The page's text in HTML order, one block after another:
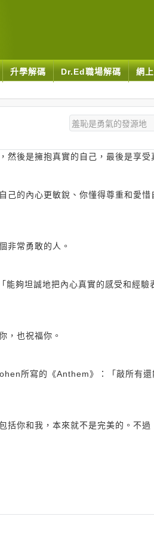
升學解碼 Dr.Ed職場解碼 網
後是擁抱真實的自己，最後是享受
己的內心更敏銳、你懂得尊重和愛惜
非常勇敢的人。
夠坦誠地把內心真實的感受和經驗
，也祝福你。
所寫的《Anthem》：「敲所有還
括你和我，本來就不是完美的。不過